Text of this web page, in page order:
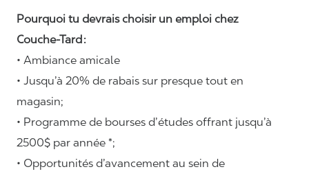
Pourquoi tu devrais choisir un emploi chez
Couche-Tard :
• Ambiance amicale
• Jusqu’à 20% de rabais sur presque tout en
magasin;
• Programme de bourses d’études offrant jusqu’à
2500$ par année *;
• Opportunités d’avancement au sein de